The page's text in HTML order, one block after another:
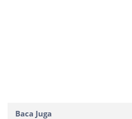
Baca Juga